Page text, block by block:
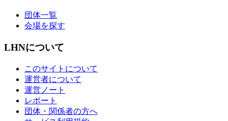
団体一覧
会場を探す
LHNについて
このサイトについて
運営者について
運営ノート
レポート
団体・関係者の方へ